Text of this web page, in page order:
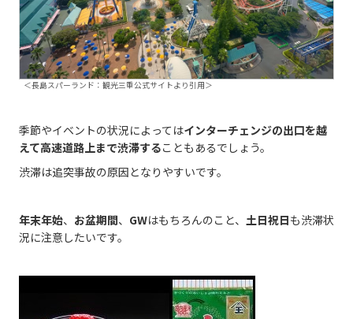
＜長島スパーランド：観光三重公式サイトより引用＞
季節やイベントの状況によってはインターチェンジの出口を越
えて高速道路上まで渋滞することもあるでしょう。
渋滞は追突事故の原因となりやすいです。
年末年始、 お盆期間、 GWはもちろんのこと、 土日祝日も渋滞状
況に注意したいです。